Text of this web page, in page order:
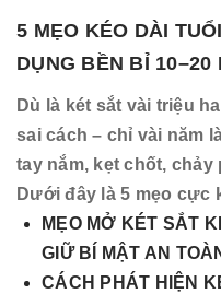
5 MẸO KÉO DÀI
DỤNG BỀN BỈ 10–20
Dù là két sắt vài triệu
sai cách – chỉ vài năm
tay nắm, kẹt chốt,
Dưới đây là 5 mẹo cực
MẸO MỞ KÉT SẮT
GIỮ BÍ MẬT AN
CÁCH PHÁT HIỆN